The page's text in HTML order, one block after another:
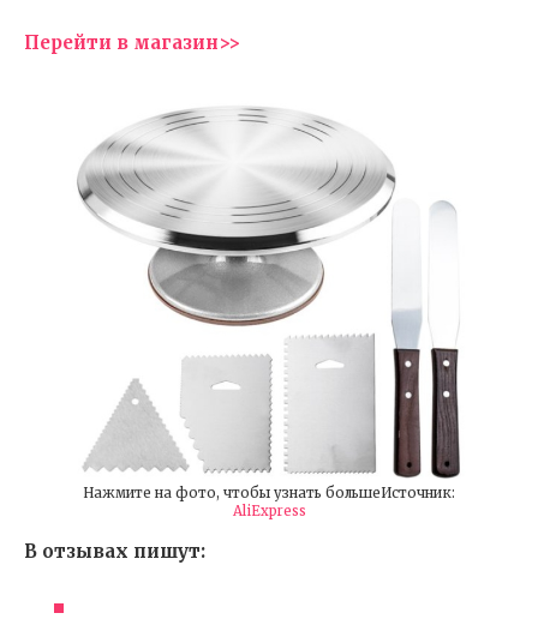
Перейти в магазин>>
Нажмите на фото, чтобы узнать большеИсточник:
AliExpress
В отзывах пишут: